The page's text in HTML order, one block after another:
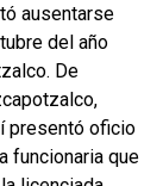
ausentarse
del año
De
presentó oficio
funcionaria que